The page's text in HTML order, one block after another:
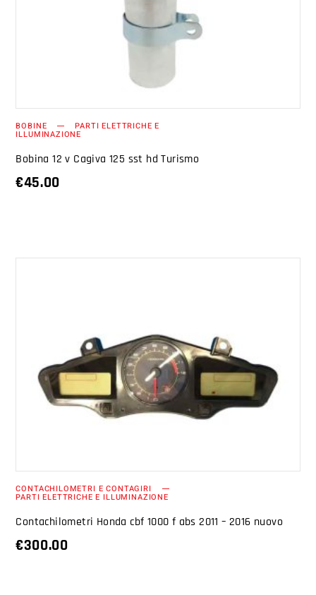
BOBINE PARTI ELETTRICHE E
ILLUMINAZIONE
Bobina 12 v Cagiva 125 sst hd Turismo
€45.00
AGGIUNGI AL CARRELLO
CONTACHILOMETRI E CONTAGIRI
PARTI ELETTRICHE E ILLUMINAZIONE
Contachilometri Honda cbf 1000 f abs 2011 – 2016 nuovo
€300.00